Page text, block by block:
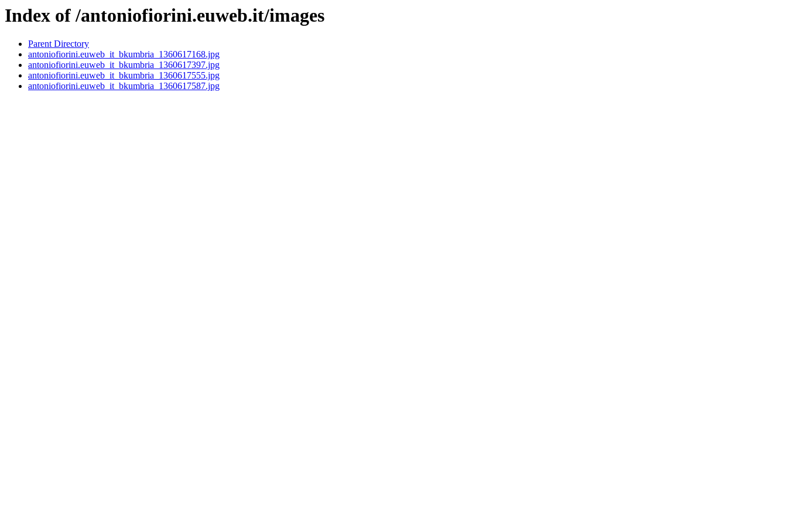
Index of /antoniofiorini.euweb.it/images
Parent Directory
antoniofiorini.euweb_it_bkumbria_1360617168.jpg
antoniofiorini.euweb_it_bkumbria_1360617397.jpg
antoniofiorini.euweb_it_bkumbria_1360617555.jpg
antoniofiorini.euweb_it_bkumbria_1360617587.jpg